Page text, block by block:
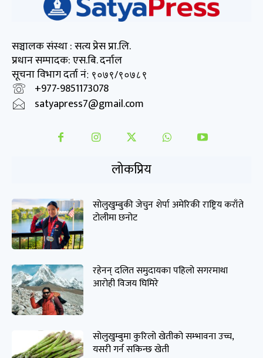
सञ्चालक संस्था : सत्य प्रेस प्रा.लि.
प्रधान सम्पादक: एस.बि. दर्नाल
सूचना विभाग दर्ता नं: ९०७९/९०७८९
+977-9851173078
satyapress7@gmail.com
लोकप्रिय
सोलुखुम्बुकी जेचुन शेर्पा अमेरिकी राष्ट्रिय कराँते
टोलीमा छनोट
रहेनन् दलित समुदायका पहिलो सगरमाथा
आरोही विजय घिमिरे
सोलुखुम्बुमा कुरिलो खेतीको सम्भावना उच्च,
यसरी गर्न सकिन्छ खेती